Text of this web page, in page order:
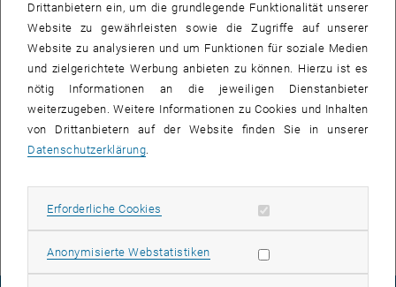
Wir sind bereit erste Projekte anzunehmen.
Um eine Idee oder ein Projekt einzureichen, senden Sie eine Email
andatatudiscovery@list.tuwien.ac.at
. Eine Vorlage dafür ist als
Word, öffnet eine externe URL in einem neuen Fenster
oderMarkdown, öffnet eine externe URL in einem neuen Fenster
Datei verfügbar. Geben Sie relevante Details
an, einschließlich einer Beschreibung verfügbarer Daten,
Vorarbeiten und Literaturhinweise (zu Ihrer eigenen Forschung oder
Wien) kostenlos.
Drittanbietern ein, um die grundlegende Funktionalität unserer
Website zu gewährleisten sowie die Zugriffe auf unserer
Website zu analysieren und um Funktionen für soziale Medien
und zielgerichtete Werbung anbieten zu können. Hierzu ist es
nötig Informationen an die jeweiligen Dienstanbieter
weiterzugeben. Weitere Informationen zu Cookies und Inhalten
von Drittanbietern auf der Website finden Sie in unserer
Datenschutzerklärung.
Erforderliche Cookies Erforderliche Cookies zulassen
Anonymisierte WebstatistikenStatistik Cookies zulassen